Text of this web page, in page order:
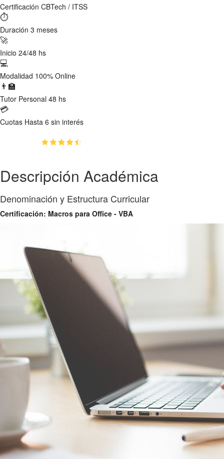
Certificación CBTech / ITSS
⏱
Duración 3 meses
🚀
Inicio 24/48 hs
💻
Modalidad 100% Online
👨‍🏫
Tutor Personal 48 hs
💳
Cuotas Hasta 6 sin interés
Descripción Académica
Denominación y Estructura Curricular
Certificación: Macros para Office - VBA